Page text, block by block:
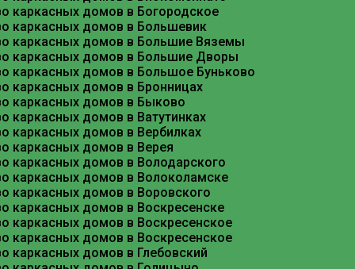
каркасных домов в Богородское
каркасных домов в Большевик
каркасных домов в Большие Вяземы
каркасных домов в Большие Дворы
каркасных домов в Большое Буньково
каркасных домов в Бронницах
каркасных домов в Быково
каркасных домов в Ватутинках
каркасных домов в Вербилках
каркасных домов в Верея
каркасных домов в Володарского
каркасных домов в Волоколамске
каркасных домов в Воровского
каркасных домов в Воскресенске
каркасных домов в Воскресенское
каркасных домов в Воскресенское
каркасных домов в Глебовский
Почему каркасный дом — разумный